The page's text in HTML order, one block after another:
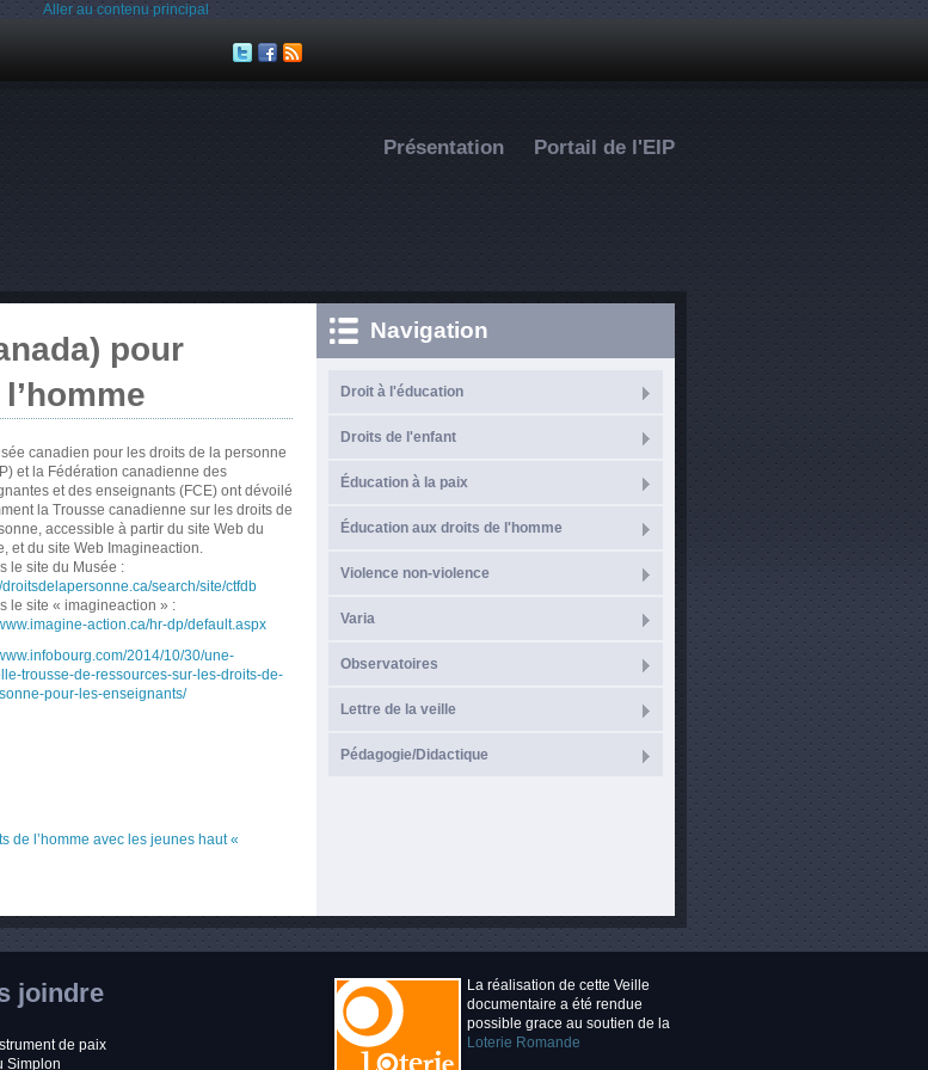
Aller au contenu principal
Présentation Portail de l'EIP
pour
canadien pour les droits de la personne
et la Fédération canadienne des
et des enseignants (FCE) ont dévoilé
la Trousse canadienne sur les droits de
accessible à partir du site Web du
et du site Web Imagineaction.
le site du Musée :
droitsdelapersonne.ca/search/site/ctfdb
le site « imagineaction » :
action.ca/hr-dp/default.aspx
2014/10/30/une-
trousse-de-ressources-sur-les-droits-de-
pour-les-enseignants/
de l’homme avec les jeunes haut «
Navigation
Droit à l'éducation
Droits de l'enfant
Éducation à la paix
Éducation aux droits de l'homme
Violence non-violence
Varia
Observatoires
Lettre de la veille
Pédagogie/Didactique
joindre
de paix
Simplon
La réalisation de cette Veille
documentaire a été rendue
possible grace au soutien de la
Loterie Romande